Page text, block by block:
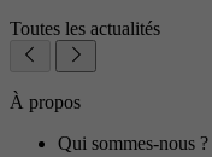
Toutes les actualités
À propos
Qui sommes-nous ?